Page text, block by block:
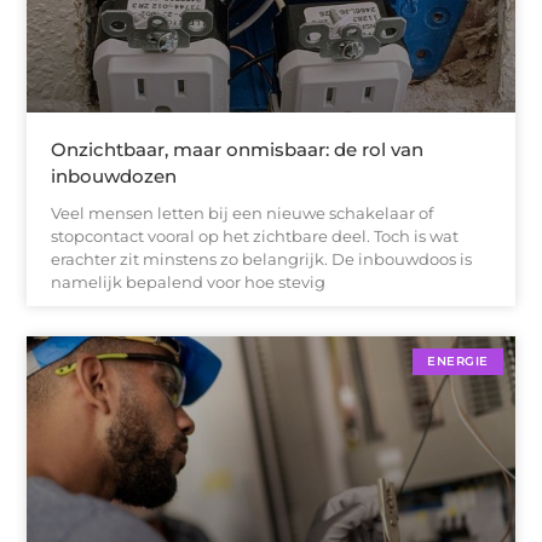
Onzichtbaar, maar onmisbaar: de rol van
inbouwdozen
Veel mensen letten bij een nieuwe schakelaar of
stopcontact vooral op het zichtbare deel. Toch is wat
erachter zit minstens zo belangrijk. De inbouwdoos is
namelijk bepalend voor hoe stevig
ENERGIE